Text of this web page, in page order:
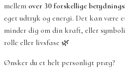
mellem over 30 forskellige
eget udtryk og energi. Det kan være
minder dig om din kraft, eller
rolle eller livsfase 🌿
Ønsker du et helt personligt præg?